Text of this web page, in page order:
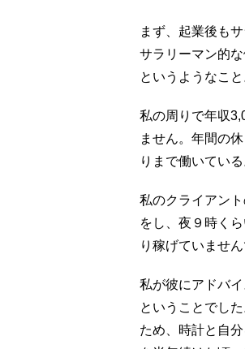
まず、起業後も
サラリーマン的
というようなこと
私の周りで年収
ません。年間の
りまで働いてい
私のクライアン
をし、夜９時く
り稼げていません
私が彼にアドバ
ということでし
ため、時計と自